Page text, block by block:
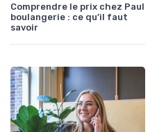
Comprendre le prix chez Paul
boulangerie : ce qu’il faut
savoir